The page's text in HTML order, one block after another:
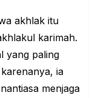
akhlak itu
karimah.
yang paling
ia
menjaga